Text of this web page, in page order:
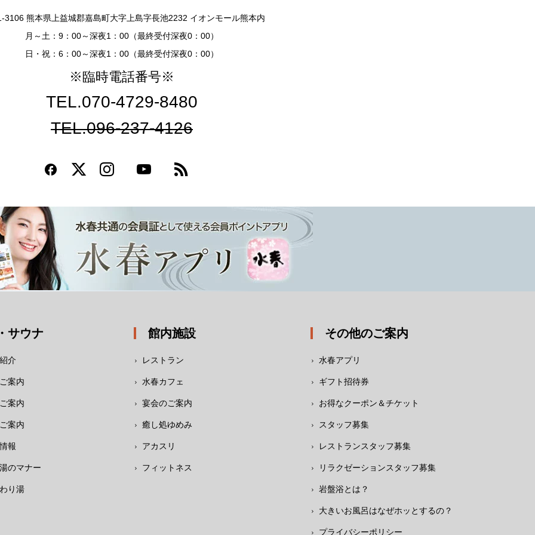
3106 熊本県上益城郡嘉島町大字上島字長池2232 イオンモール熊本内
月～土：9：00～深夜1：00（最終受付深夜0：00）
日・祝：6：00～深夜1：00（最終受付深夜0：00）
※臨時電話番号※
TEL.070-4729-8480
TEL.096-237-4126
サウナ
介
案内
案内
案内
報
のマナー
り湯
館内施設
レストラン
水春カフェ
宴会のご案内
癒し処ゆめみ
アカスリ
フィットネス
その他のご案内
水春アプリ
ギフト招待券
お得なクーポン＆チケット
スタッフ募集
レストランスタッフ募集
リラクゼーションスタッフ募集
岩盤浴とは？
大きいお風呂はなぜホッとするの？
プライバシーポリシー